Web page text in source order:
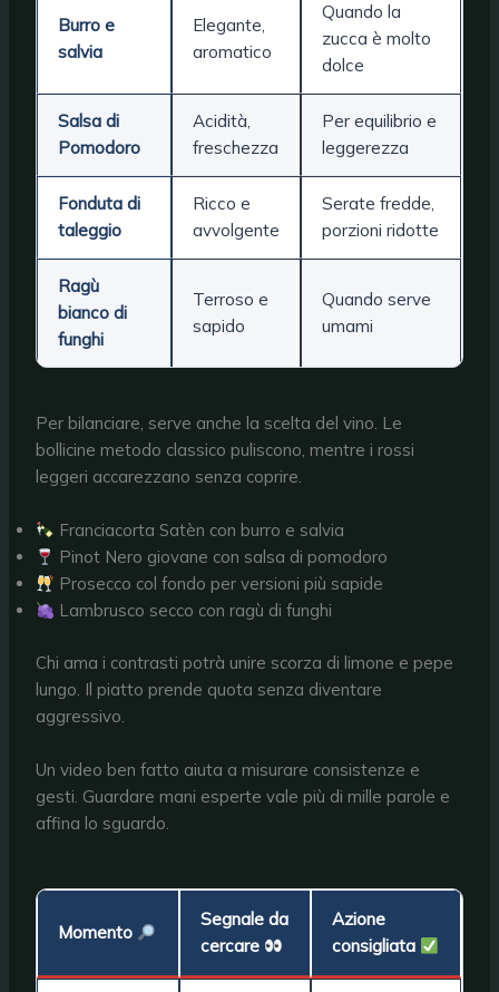
Burro e
salvia
Elegante,
aromatico
Quando la
zucca è molto
dolce
Salsa di
Pomodoro
Acidità,
freschezza
Per equilibrio e
leggerezza
Fonduta di
taleggio
Ricco e
avvolgente
Serate fredde,
porzioni ridotte
Ragù
bianco di
funghi
Terroso e
sapido
Quando serve
umami
Per bilanciare, serve anche la scelta del vino. Le
bollicine metodo classico puliscono, mentre i rossi
leggeri accarezzano senza coprire.
Franciacorta Satèn con burro e salvia
Pinot Nero giovane con salsa di pomodoro
Prosecco col fondo per versioni più sapide
Lambrusco secco con ragù di funghi
Chi ama i contrasti potrà unire scorza di limone e pepe
lungo. Il piatto prende quota senza diventare
aggressivo.
Un video ben fatto aiuta a misurare consistenze e
gesti. Guardare mani esperte vale più di mille parole e
affina lo sguardo.
Momento
Segnale da
cercare
Azione
consigliata